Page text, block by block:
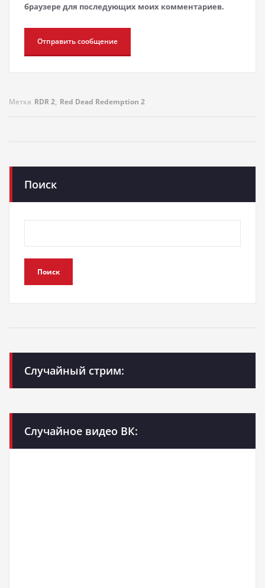
браузере для последующих моих комментариев.
Метка RDR 2, Red Dead Redemption 2
Поиск
Поиск
Случайный стрим:
Случайное видео ВК: